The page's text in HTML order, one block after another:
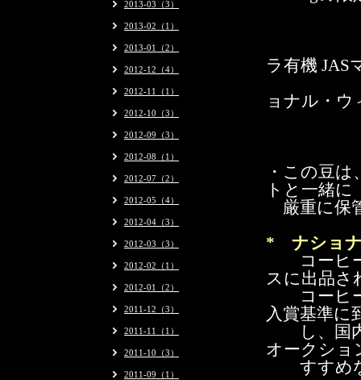
ラ有機 JAS
ョナル・
・この豆
トと一緒に
厳重に保
* ナショナ
コーヒー
スに出品さ
コーヒー
入賞基準に
し、国内
オークショ
すすめな
2013-03（3）
2013-02（1）
2013-01（2）
2012-12（4）
2012-11（1）
2012-10（3）
2012-09（3）
2012-08（1）
2012-07（2）
2012-05（4）
2012-04（3）
2012-03（3）
2012-02（1）
2012-01（2）
2011-12（3）
2011-11（1）
2011-10（3）
2011-09（1）